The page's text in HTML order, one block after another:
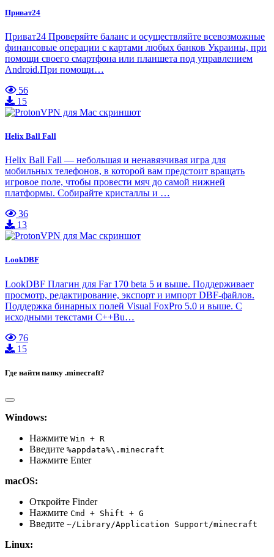
Приват24
Приват24 Проверяйте баланс и осуществляйте всевозможные
финансовые операции с картами любых банков Украины, при
помощи своего смартфона или планшета под управлением
Android.При помощи…
56
15
Helix Ball Fall
Helix Ball Fall — небольшая и ненавязчивая игра для
мобильных телефонов, в которой вам предстоит вращать
игровое поле, чтобы провести мяч до самой нижней
платформы. Собирайте кристаллы и …
36
13
LookDBF
LookDBF Плагин для Far 170 beta 5 и выше. Поддерживает
просмотр, редактирование, экспорт и импорт DBF-файлов.
Поддержка бинарных полей Visual FoxPro 5.0 и выше. С
исходными текстами C++Bu…
76
15
Где найти папку .minecraft?
Windows:
Нажмите Win + R
Введите %appdata%\.minecraft
Нажмите Enter
macOS:
Откройте Finder
Нажмите Cmd + Shift + G
Введите ~/Library/Application Support/minecraft
Linux: